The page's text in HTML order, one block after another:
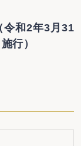
令和2年3月31
行）